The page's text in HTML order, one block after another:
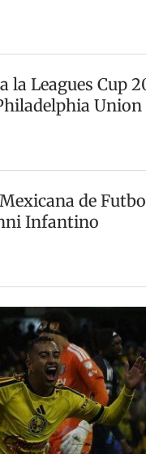
la Leagues Cup
Union
de
Infantino